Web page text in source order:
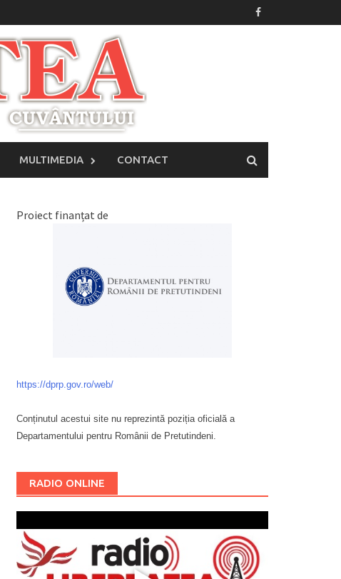
MULTIMEDIA CONTACT
Proiect finanțat de
https://dprp.gov.ro/web/
Conținutul acestui site nu reprezintă poziția oficială a
Departamentului pentru Românii de Pretutindeni.
RADIO ONLINE